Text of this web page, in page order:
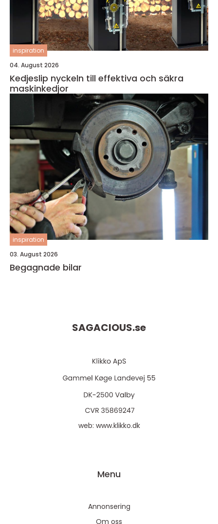
inspiration
04. August 2026
Kedjeslip nyckeln till effektiva och säkra
maskinkedjor
inspiration
03. August 2026
Begagnade bilar
SAGACIOUS.se
web: www.klikko.dk
Menu
Annonsering
Om oss